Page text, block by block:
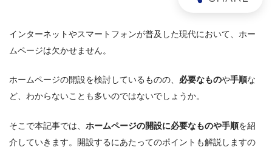
インターネットやスマートフォンが普及した現代において、ホー
ムページは欠かせません。
ホームページの開設を検討しているものの、 必要なものや手順な
ど、わからないことも多いのではないでしょうか。
そこで本記事では、 ホームページの開設に必要なものや手順を紹
介していきます。開設するにあたってのポイントも解説しますの